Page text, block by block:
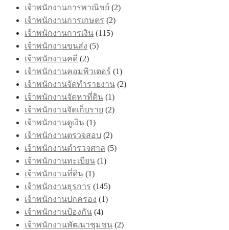
เจ้าพนักงานการพาณิชย์ (2)
เจ้าพนักงานการเกษตร (2)
เจ้าพนักงานการเงิน (115)
เจ้าพนักงานขนส่ง (5)
เจ้าพนักงานคดี (2)
เจ้าพนักงานคอมพิวเตอร์ (1)
เจ้าพนักงานจัดทำรายงาน (2)
เจ้าพนักงานจัดหาที่ดิน (1)
เจ้าพนักงานจัดเก็บราย (2)
เจ้าพนักงานดูเงิน (1)
เจ้าพนักงานตรวจสอบ (2)
เจ้าพนักงานตำรวจศาล (5)
เจ้าพนักงานทะเบียน (1)
เจ้าพนักงานที่ดิน (1)
เจ้าพนักงานธุรการ (145)
เจ้าพนักงานปกครอง (1)
เจ้าพนักงานป้องกัน (4)
เจ้าพนักงานพัฒนาชุมชน (2)